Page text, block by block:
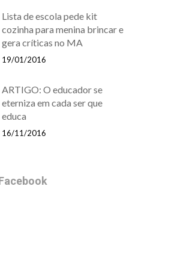
Lista de escola pede kit
cozinha para menina brincar e
gera críticas no MA
19/01/2016
ARTIGO: O educador se
eterniza em cada ser que
educa
16/11/2016